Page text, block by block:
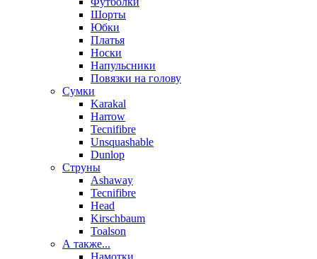
Шорты
Юбки
Платья
Носки
Напульсники
Повязки на голову
Сумки
Karakal
Harrow
Tecnifibre
Unsquashable
Dunlop
Струны
Ashaway
Tecnifibre
Head
Kirschbaum
Toalson
А также...
Намотки